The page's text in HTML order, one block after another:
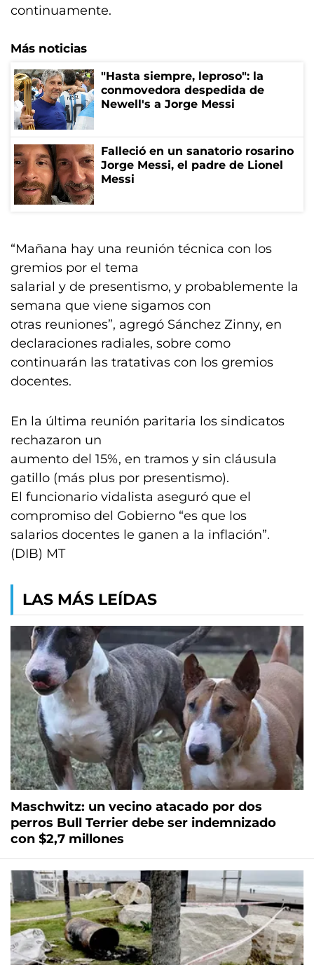
continuamente.
Más noticias
"Hasta siempre, leproso": la
conmovedora despedida de
Newell's a Jorge Messi
Falleció en un sanatorio rosarino
Jorge Messi, el padre de Lionel
Messi
“Mañana hay una reunión técnica con los
gremios por el tema
salarial y de presentismo, y probablemente la
semana que viene sigamos con
otras reuniones”, agregó Sánchez Zinny, en
declaraciones radiales, sobre como
continuarán las tratativas con los gremios
docentes.
En la última reunión paritaria los sindicatos
rechazaron un
aumento del 15%, en tramos y sin cláusula
gatillo (más plus por presentismo).
El funcionario vidalista aseguró que el
compromiso del Gobierno “es que los
salarios docentes le ganen a la inflación”.
(DIB) MT
LAS MÁS LEÍDAS
Maschwitz: un vecino atacado por dos
perros Bull Terrier debe ser indemnizado
con $2,7 millones